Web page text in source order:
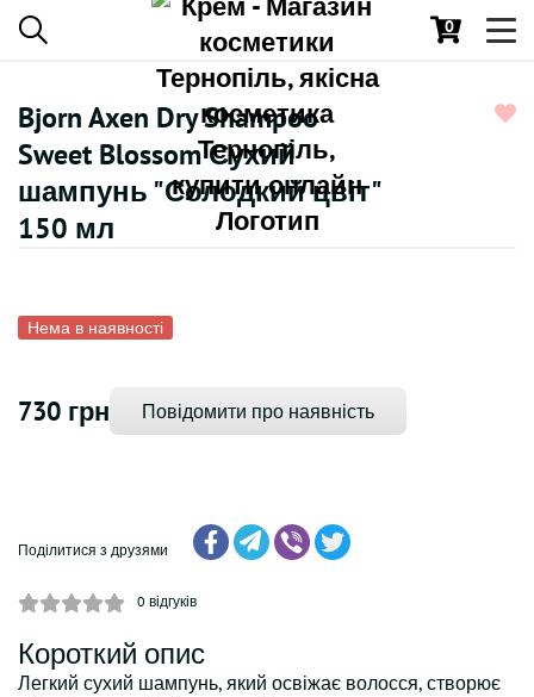
0
Bjorn Axen Dry Shampoo
Sweet Blossom Сухий
шампунь "Солодкий цвіт"
150 мл
Нема в наявності
730 грн Повідомити про наявність
Поділитися з друзями
0 відгуків
Короткий опис
Легкий сухий шампунь, який освіжає волосся, створює